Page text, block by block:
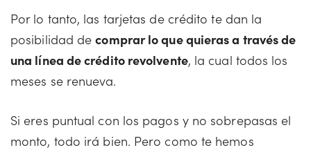
Por lo tanto, las tarjetas de crédito te dan la
posibilidad decomprar lo que quieras a través de
una línea de crédito revolvente, la cual todos los
meses se renueva.
Si eres puntual con los pagos y no sobrepasas el
monto, todo irá bien. Pero como te hemos